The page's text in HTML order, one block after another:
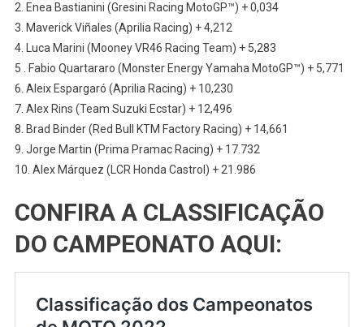
2. Enea Bastianini (Gresini Racing MotoGP™) + 0,034
3. Maverick Viñales (Aprilia Racing) + 4,212
4. Luca Marini (Mooney VR46 Racing Team) + 5,283
5 . Fabio Quartararo (Monster Energy Yamaha MotoGP™) + 5,771
6. Aleix Espargaró (Aprilia Racing) + 10,230
7. Alex Rins (Team Suzuki Ecstar) + 12,496
8. Brad Binder (Red Bull KTM Factory Racing) + 14,661
9. Jorge Martin (Prima Pramac Racing) + 17.732
10. Alex Márquez (LCR Honda Castrol) + 21.986
CONFIRA A CLASSIFICAÇÃO
DO CAMPEONATO AQUI: